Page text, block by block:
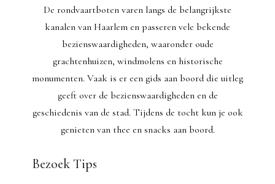
De rondvaartboten varen langs de belangrijkste
kanalen van Haarlem en passeren vele bekende
bezienswaardigheden, waaronder oude
grachtenhuizen, windmolens en historische
monumenten. Vaak is er een gids aan boord die uitleg
geeft over de bezienswaardigheden en de
geschiedenis van de stad. Tijdens de tocht kun je ook
genieten van thee en snacks aan boord.
Bezoek Tips